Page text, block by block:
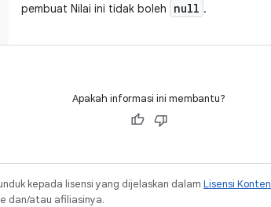
pembuat Nilai ini tidak boleh null .
Apakah informasi ini membantu?
kepada lisensi yang dijelaskan dalam Lisensi Konten
dan/atau afiliasinya.